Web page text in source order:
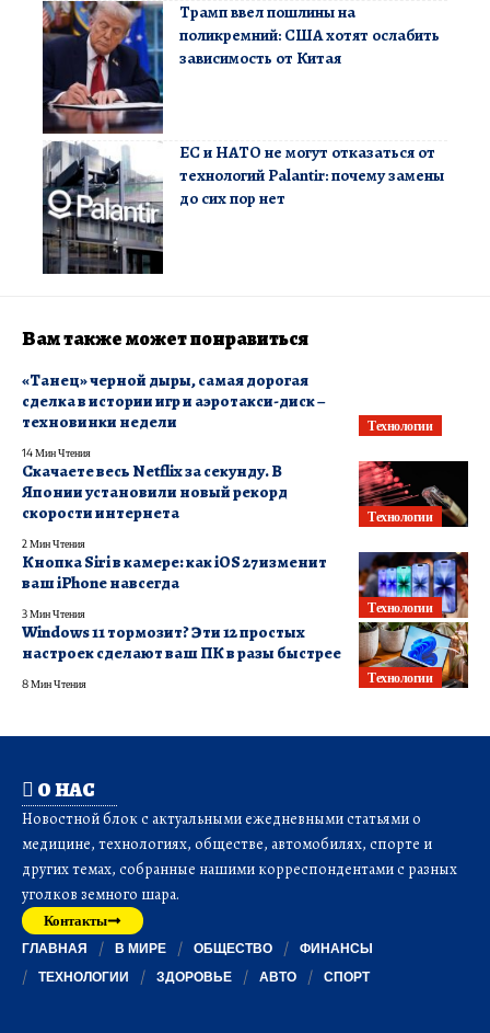
Трамп ввел пошлины на
поликремний: США хотят ослабить
зависимость от Китая
ЕС и НАТО не могут отказаться от
технологий Palantir: почему замены
до сих пор нет
Вам также может понравиться
Технологии
«Танец» черной дыры, самая дорогая
сделка в истории игр и аэротакси-диск –
техновинки недели
14 Мин Чтения
Технологии
Скачаете весь Netflix за секунду. В
Японии установили новый рекорд
скорости интернета
2 Мин Чтения
Технологии
Кнопка Siri в камере: как iOS 27 изменит
ваш iPhone навсегда
3 Мин Чтения
Технологии
Windows 11 тормозит? Эти 12 простых
настроек сделают ваш ПК в разы быстрее
8 Мин Чтения
О НАС
Новостной блок с актуальными ежедневными статьями о
медицине, технологиях, обществе, автомобилях, спорте и
других темах, собранные нашими корреспондентами с разных
уголков земного шара.
Контакты
ГЛАВНАЯ В МИРЕ ОБЩЕСТВО
ФИНАНСЫ
ТЕХНОЛОГИИ
ЗДОРОВЬЕ АВТО СПОРТ